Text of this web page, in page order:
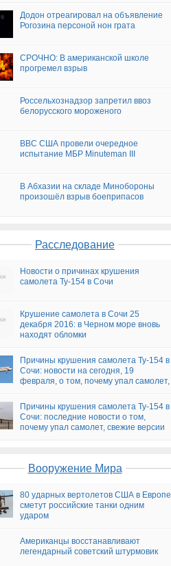
Додон отреагировал на объявление
Рогозина персоной нон грата
СРОЧНО: В американской школе
прогремел взрыв
Россельхознадзор запретил ввоз
белорусского мороженого
ВВС США провели очередное
испытание МБР Minuteman III
В Абхазии на складе Минобороны
произошёл взрыв боеприпасов
Расследование
Новости о причинах крушения
самолета Ту-154 в Сочи
Крушение самолета в Сочи 25
декабря 2016: в Черном море вновь
находят обломки
Причины крушения самолета Ту-154 в
Сочи: новости на сегодня, 19
февраля, о том, почему упал самолет,
Причины крушения самолета Ту-154 в
Сочи: последние новости о том,
почему упал самолет, свежие версии
Вооружение Мира
80 ударных вертолетов США в Европе
сметут российские танки одним
ударом
Американцы восстанавливают
легендарный советский штурмовик